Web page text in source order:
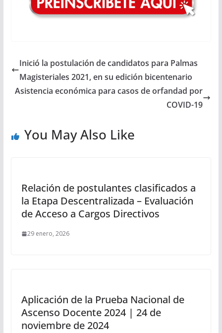
Inició la postulación de candidatos para Palmas
Magisteriales 2021, en su edición bicentenario
Asistencia económica para casos de orfandad por
COVID-19
You May Also Like
Relación de postulantes clasificados a
la Etapa Descentralizada – Evaluación
de Acceso a Cargos Directivos
29 enero, 2026
Aplicación de la Prueba Nacional de
Ascenso Docente 2024 | 24 de
noviembre de 2024